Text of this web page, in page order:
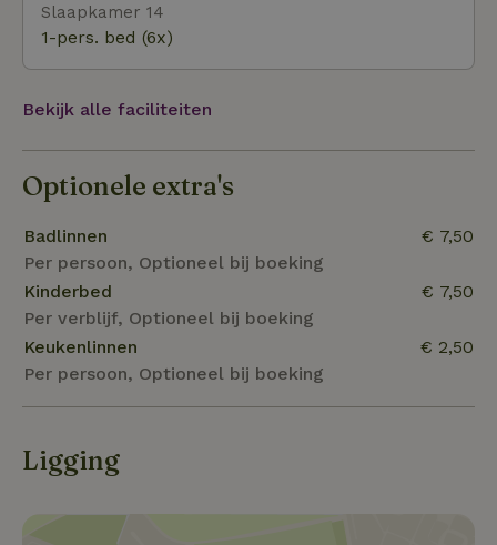
Slaapkamer 14
1-pers. bed (6x)
Bekijk alle faciliteiten
Optionele extra's
Badlinnen
Per persoon, Optioneel bij boeking
€ 7,50
Kinderbed
Per verblijf, Optioneel bij boeking
€ 7,50
Keukenlinnen
Per persoon, Optioneel bij boeking
€ 2,50
Ligging